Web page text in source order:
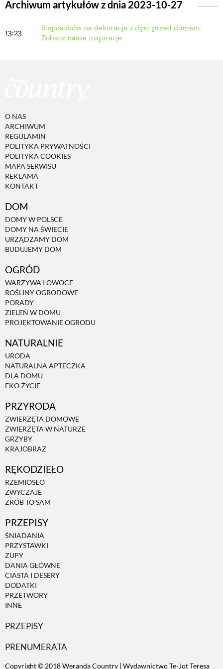
Archiwum artykułów z dnia 2023-10-27
13:23
6 sposobów na dekoracje z dyni przed domem.
Zobacz nasze inspiracje
O NAS
ARCHIWUM
REGULAMIN
POLITYKA PRYWATNOŚCI
POLITYKA COOKIES
MAPA SERWISU
REKLAMA
KONTAKT
DOM
DOMY W POLSCE
DOMY NA ŚWIECIE
URZĄDZAMY DOM
BUDUJEMY DOM
OGRÓD
WARZYWA I OWOCE
ROŚLINY OGRODOWE
PORADY
ZIELEŃ W DOMU
PROJEKTOWANIE OGRODU
NATURALNIE
URODA
NATURALNA APTECZKA
DLA DOMU
EKO ŻYCIE
PRZYRODA
ZWIERZĘTA DOMOWE
ZWIERZĘTA W NATURZE
GRZYBY
KRAJOBRAZ
RĘKODZIEŁO
RZEMIOSŁO
ZWYCZAJE
ZRÓB TO SAM
PRZEPISY
ŚNIADANIA
PRZYSTAWKI
ZUPY
DANIA GŁÓWNE
CIASTA I DESERY
DODATKI
PRZETWORY
INNE
PRZEPISY
PRENUMERATA
Copyright © 2018 Weranda Country | Wydawnictwo Te-Jot Teresa
BUDUJEMY DOM
PROJEKTOWANIE OGRODU
NATURALNA APTECZKA
ZWIERZĘTA W NATURZE